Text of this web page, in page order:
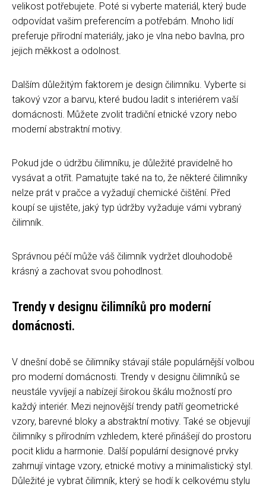
velikost potřebujete. Poté si vyberte materiál, který bude
odpovídat vašim preferencím a potřebám. Mnoho lidí
preferuje přírodní materiály, jako je vlna nebo bavlna, pro
jejich měkkost a odolnost.
Dalším důležitým faktorem je design čilimníku. Vyberte si
takový vzor a barvu, které budou ladit s interiérem vaší
domácnosti. Můžete zvolit tradiční etnické vzory nebo
moderní abstraktní motivy.
Pokud jde o údržbu čilimníku, je důležité pravidelně ho
vysávat a otřít. Pamatujte také na to, že některé čilimníky
nelze prát v pračce a vyžadují chemické čištění. Před
koupí se ujistěte, jaký typ údržby vyžaduje vámi vybraný
čilimník.
Správnou péčí může váš čilimník vydržet dlouhodobě
krásný a zachovat svou pohodlnost.
Trendy v designu čilimníků pro moderní
domácnosti.
V dnešní době se čilimníky stávají stále populárnější volbou
pro moderní domácnosti. Trendy v designu čilimníků se
neustále vyvíjejí a nabízejí širokou škálu možností pro
každý interiér. Mezi nejnovější trendy patří geometrické
vzory, barevné bloky a abstraktní motivy. Také se objevují
čilimníky s přírodním vzhledem, které přinášejí do prostoru
pocit klidu a harmonie. Další populární designové prvky
zahrnují vintage vzory, etnické motivy a minimalistický styl.
Důležité je vybrat čilimník, který se hodí k celkovému stylu